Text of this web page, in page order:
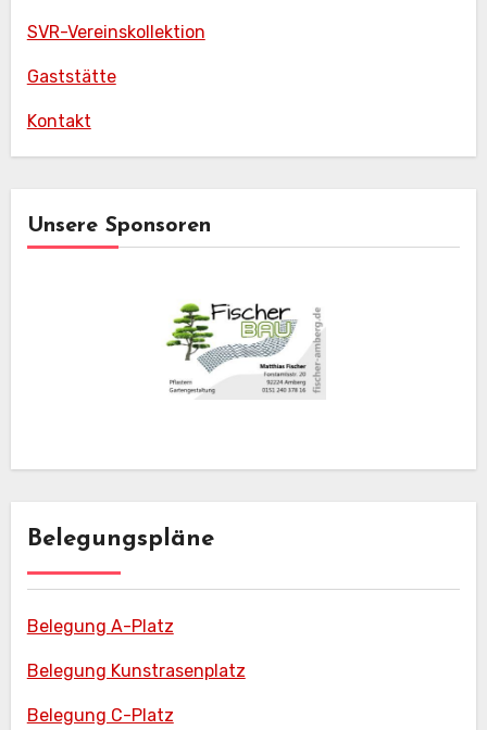
SVR-Vereinskollektion
Gaststätte
Kontakt
Unsere Sponsoren
Belegungspläne
Belegung A-Platz
Belegung Kunstrasenplatz
Belegung C-Platz